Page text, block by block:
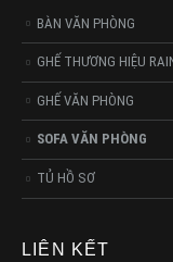
BÀN VĂN PHÒNG
GHẾ THƯƠNG HIỆU
GHẾ VĂN PHÒNG
SOFA VĂN PHÒNG
TỦ HỒ SƠ
LIÊN KẾT